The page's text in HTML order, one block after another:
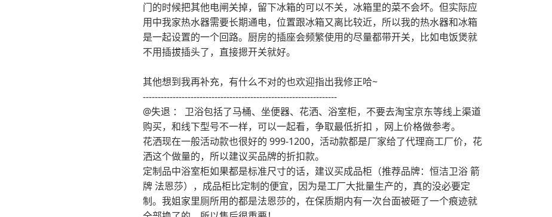
门的时候把其他电闸关掉，留下冰箱的可以不关，冰箱里的菜不会坏。但实际应
用中我家热水器需要长期通电，位置跟冰箱又离比较近，所以我的热水器和冰箱
是一起设置的一个回路。厨房的插座会频繁使用的尽量都带开关，比如电饭煲就
不用插拔插头了，直接摁开关就好。
其他想到我再补充，有什么不对的也欢迎指出我修正哈~
-----------------------------------------------------------------
@失退 ： 卫浴包括了马桶、坐便器、花洒、浴室柜，不要去淘宝京东等线上渠道
购买，和线下型号不一样，可以一起看，争取最低折扣 ，网上价格做参考。
花洒现在一般活动款也很好的 999-1200，活动款都是厂家给了代理商工厂价，花
洒这个做量的，所以建议买品牌的折扣款。
定制品中浴室柜如果都是标准尺寸的话，建议买成品柜（推荐品牌：恒洁卫浴 箭
牌 法恩莎），成品柜比定制的便宜，因为是工厂大批量生产的，真的没必要定
制。我姐家里厕所用的都是法恩莎的，在保质期内有一次台面被砸了一个痕迹就